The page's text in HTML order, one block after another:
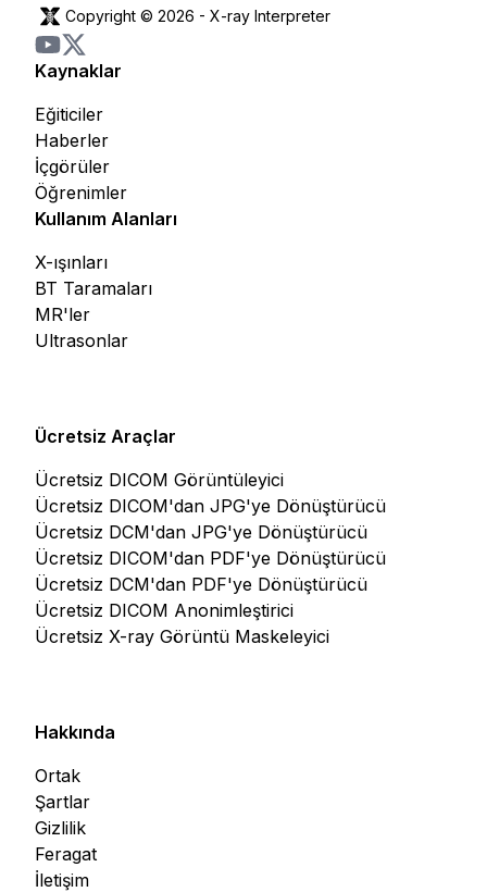
Copyright © 2026 - X-ray Interpreter
Kaynaklar
İçgörüler
Öğrenimler
Haberler
Eğiticiler
Kullanım Alanları
BT Taramaları
MR'ler
Ultrasonlar
X-ışınları
Ücretsiz Araçlar
Ücretsiz DICOM Görüntüleyici
Ücretsiz DICOM'dan JPG'ye Dönüştürücü
Ücretsiz DCM'dan JPG'ye Dönüştürücü
Ücretsiz DICOM'dan PDF'ye Dönüştürücü
Ücretsiz DCM'dan PDF'ye Dönüştürücü
Ücretsiz DICOM Anonimleştirici
Ücretsiz X-ray Görüntü Maskeleyici
Hakkında
Ortak
Şartlar
Gizlilik
Feragat
İletişim